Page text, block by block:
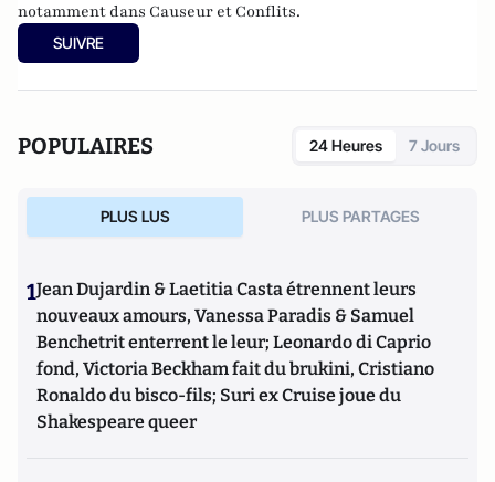
notamment dans Causeur et Conflits.
SUIVRE
POPULAIRES 24 Heures 7 Jours
PLUS LUS PLUS PARTAGES
1Jean Dujardin & Laetitia Casta étrennent leurs
nouveaux amours, Vanessa Paradis & Samuel
Benchetrit enterrent le leur; Leonardo di Caprio
fond, Victoria Beckham fait du brukini, Cristiano
Ronaldo du bisco-fils; Suri ex Cruise joue du
Shakespeare queer